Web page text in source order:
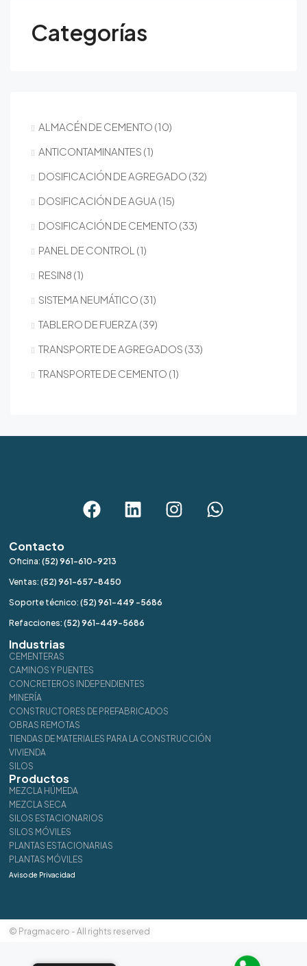
Categorías
ALMACÉN DE CEMENTO 10
ANTICONTAMINANTES 1
DOSIFICACIÓN DE AGREGADO 32
DOSIFICACIÓN DE AGUA 15
DOSIFICACIÓN DE CEMENTO 33
PANEL DE CONTROL
1
RESIN8 1
SISTEMA NEUMÁTICO 31
TABLERO DE FUERZA 39
TRANSPORTE DE AGREGADOS 33
TRANSPORTE DE CEMENTO 1
Contacto
Oficina:(52) 961-610-9213
Ventas:(52) 961-657-8450
Soporte técnico:(52) 961-449 -5686
Refacciones:(52) 961-449-5686
Industrias
CEMENTERAS
CAMINOS Y PUENTES
CONCRETEROS INDEPENDIENTES
MINERÍA
CONSTRUCTORES DE PREFABRICADOS
OBRAS REMOTAS
TIENDAS DE MATERIALES PARA LA CONSTRUCCIÓN
VIVIENDA
SILOS
Productos
MEZCLA HÚMEDA
MEZCLA SECA
SILOS ESTACIONARIOS
SILOS MÓVILES
PLANTAS ESTACIONARIAS
PLANTAS MÓVILES
Aviso de Privacidad
© Pragmacero - All rights reserved